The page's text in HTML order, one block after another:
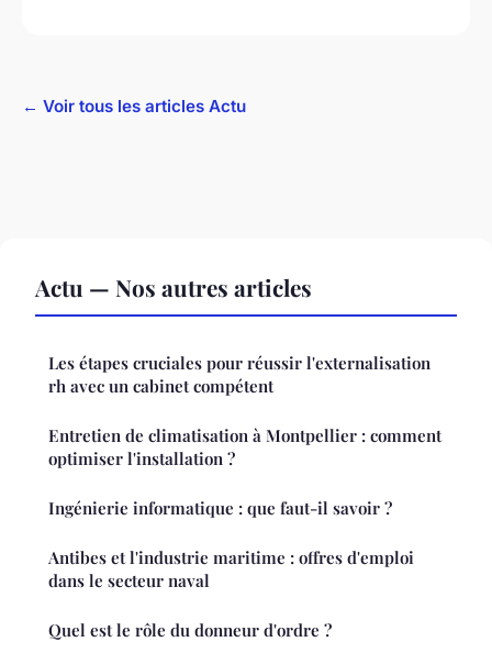
← Voir tous les articles Actu
Actu — Nos autres articles
Les étapes cruciales pour réussir l'externalisation
rh avec un cabinet compétent
Entretien de climatisation à Montpellier : comment
optimiser l'installation ?
Ingénierie informatique : que faut-il savoir ?
Antibes et l'industrie maritime : offres d'emploi
dans le secteur naval
Quel est le rôle du donneur d'ordre ?